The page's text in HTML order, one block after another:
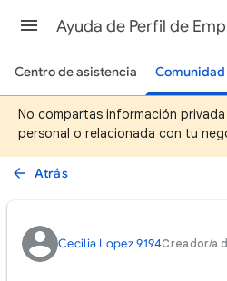
Centro de asistencia Comunidad
No compartas información
personal o relacionada con tu
Atrás
Cecilia Lopez 9194Creador/a